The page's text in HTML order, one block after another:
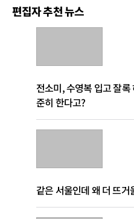
편집자 추천 뉴스
전소미, 수영복 입고 잘
준히 한다고?
같은 서울인데 왜 더 뜨